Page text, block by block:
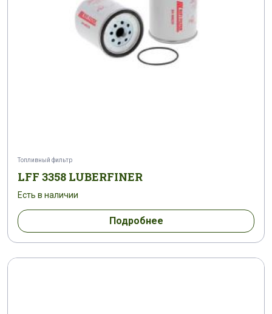
Топливный фильтр
LFF 3358 LUBERFINER
Есть в наличии
Подробнее